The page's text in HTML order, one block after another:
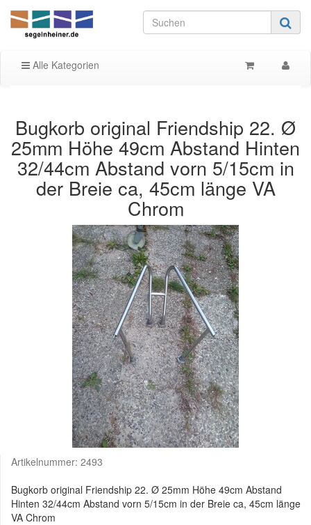
Alle Kategorien
Bugkorb original Friendship 22. Ø
25mm Höhe 49cm Abstand Hinten
32/44cm Abstand vorn 5/15cm in
der Breie ca, 45cm länge VA
Chrom
Artikelnummer: 2493
Bugkorb original Friendship 22. Ø 25mm Höhe 49cm Abstand
Hinten 32/44cm Abstand vorn 5/15cm in der Breie ca, 45cm länge
VA Chrom